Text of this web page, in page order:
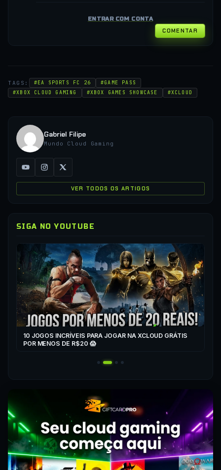
ENTRAR COM CONTA
COMENTAR
TAGS: #EA SPORTS FC 26
#GAME PASS
#XBOX CLOUD GAMING
#XBOX GAMES SHOWCASE #XCLOUD
Gabriel Filipe
Mundo Cloud Gaming
VER TODOS OS ARTIGOS
SIGA NO YOUTUBE
10 JOGOS INCRÍVEIS PARA JOGAR NA XCLOUD GRÁTIS
POR MENOS DE R$20 😱